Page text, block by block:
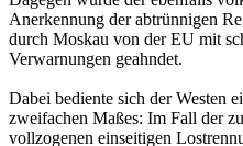
Anerkennung der abtrünnigen
durch Moskau von der EU mit
Verwarnungen geahndet.
Dabei bediente sich der Westen
zweifachen Maßes: Im Fall der
vollzogenen einseitigen